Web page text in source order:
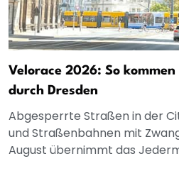
Velorace 2026: So
durch Dresden
Abgesperrte Straßen in der
und Straßenbahnen mit
August übernimmt das